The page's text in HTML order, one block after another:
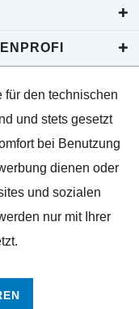
für den technischen
und stets gesetzt
bei Benutzung
dienen oder
und sozialen
nur mit Ihrer